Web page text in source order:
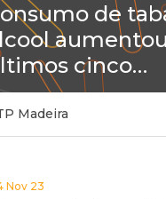
de
cinco…
Madeira
Nov 23